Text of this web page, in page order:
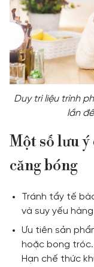
Duy trì liệu trình
lần
Một số lưu
căng bóng
Tránh tẩy tế
và suy yếu
Ưu tiên sản
hoặc bong tróc.
Hạn chế thức